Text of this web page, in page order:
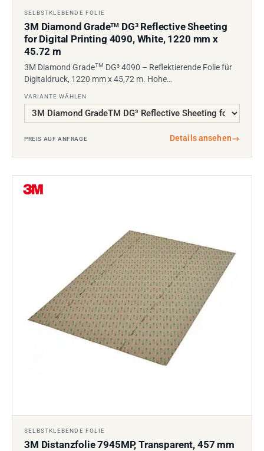
SELBSTKLEBENDE FOLIE
3M Diamond GradeTM DG³ Reflective Sheeting
for Digital Printing 4090, White, 1220 mm x
45.72 m
3M Diamond GradeTM DG³ 4090 – Reflektierende Folie für
Digitaldruck, 1220 mm x 45,72 m. Hohe…
VARIANTE WÄHLEN
PREIS AUF ANFRAGE Details ansehen→
SELBSTKLEBENDE FOLIE
3M Distanzfolie 7945MP, Transparent, 457 mm